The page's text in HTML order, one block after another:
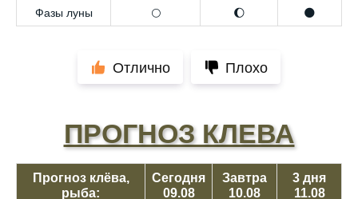
Фазы луны 🌕 🌔 🌑
Отлично Плохо
ПРОГНОЗ КЛЕВА
Прогноз клёва,
рыба:
Сегодня
09.08
Завтра
10.08
3 дня
11.08